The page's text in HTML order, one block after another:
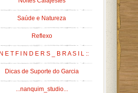
Saúde e Natureza
Reflexo
E T F I N D E R S _ B R A S I L ::
Dicas de Suporte do Garcia
...nanquim_studio...